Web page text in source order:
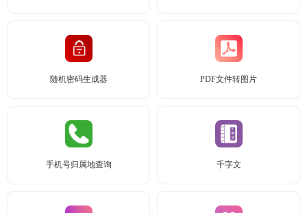
随机密码生成器 PDF文件转图片
手机号归属地查询 千字文